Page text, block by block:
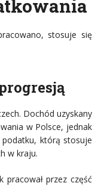
stosuje się
Dochód uzyskany
w Polsce, jednak
którą stosuje
w kraju.
przez część